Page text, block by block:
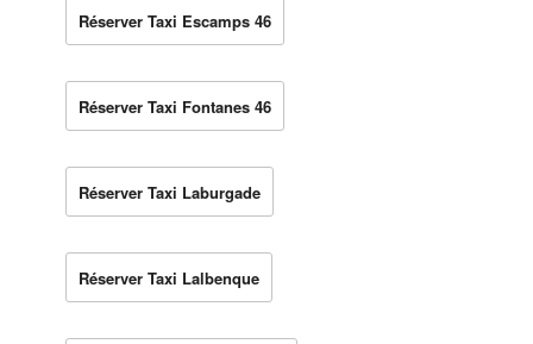
Réserver Taxi Escamps 46
Réserver Taxi Fontanes 46
Réserver Taxi Laburgade
Réserver Taxi Lalbenque